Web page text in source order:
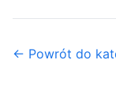
← Powrót do